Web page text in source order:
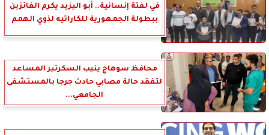
في لفتة إنسانية.. أبو اليزيد يكرم الفائزين
ببطولة الجمهورية للكاراتيه لذوي الهمم
محافظ سوهاج ينيب السكرتير المساعد
لتفقد حالة مصابي حادث جرجا بالمستشفى
الجامعي...